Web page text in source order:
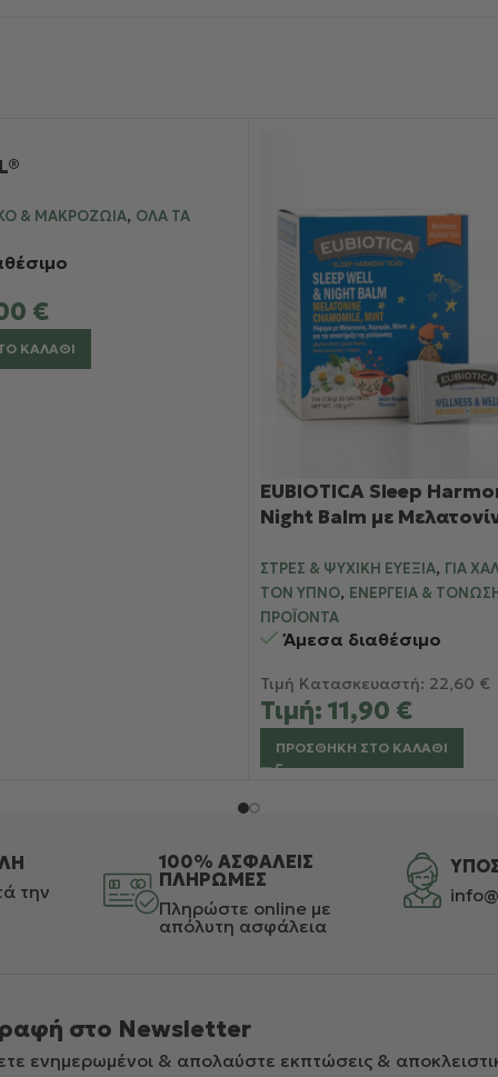
& ΜΑΚΡΟΖΩΊΑ, ΌΛΑ ΤΑ
€
ΚΑΛΆΘΙ
EUBIOTICA Sleep
Night Balm με
ΣΤΡΕΣ & ΨΥΧΙΚΉ ΕΥΕΞΊΑ, ΓΙΑ
ΤΟΝ ΎΠΝΟ, ΕΝΈΡΓΕΙΑ &
ΠΡΟΪΌΝΤΑ
Άμεσα διαθέσιμο
Τιμή Κατασκευαστή: 22,60 €
Τιμή: 11,90 €
ΠΡΟΣΘΉΚΗ ΣΤΟ ΚΑΛΆΘΙ
την
100% ΑΣΦΑΛΕΙΣ
ΠΛΗΡΩΜΕΣ
Πληρώστε online με
απόλυτη ασφάλεια
στο Newsletter
ενημερωμένοι & απολαύστε εκπτώσεις &